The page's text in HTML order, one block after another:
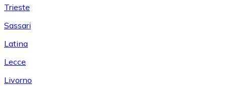
Trieste
Sassari
Latina
Lecce
Livorno